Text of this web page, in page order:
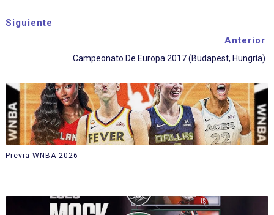
Siguiente
Anterior
Campeonato De Europa 2017 (Budapest, Hungría)
Previa WNBA 2026